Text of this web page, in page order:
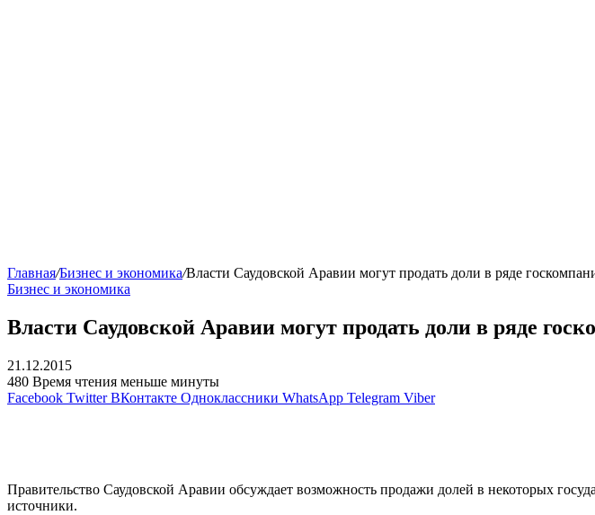
Главная/Бизнес и экономика/Власти Саудовской Аравии могут продать доли в ряде
Бизнес и экономика
Власти Саудовской Аравии могут продать доли в ряде
21.12.2015
480 Время чтения меньше минуты
Facebook Twitter ВКонтакте Одноклассники WhatsApp Telegram Viber
Правительство Саудовской Аравии обсуждает возможность продажи долей в некоторых
источники.